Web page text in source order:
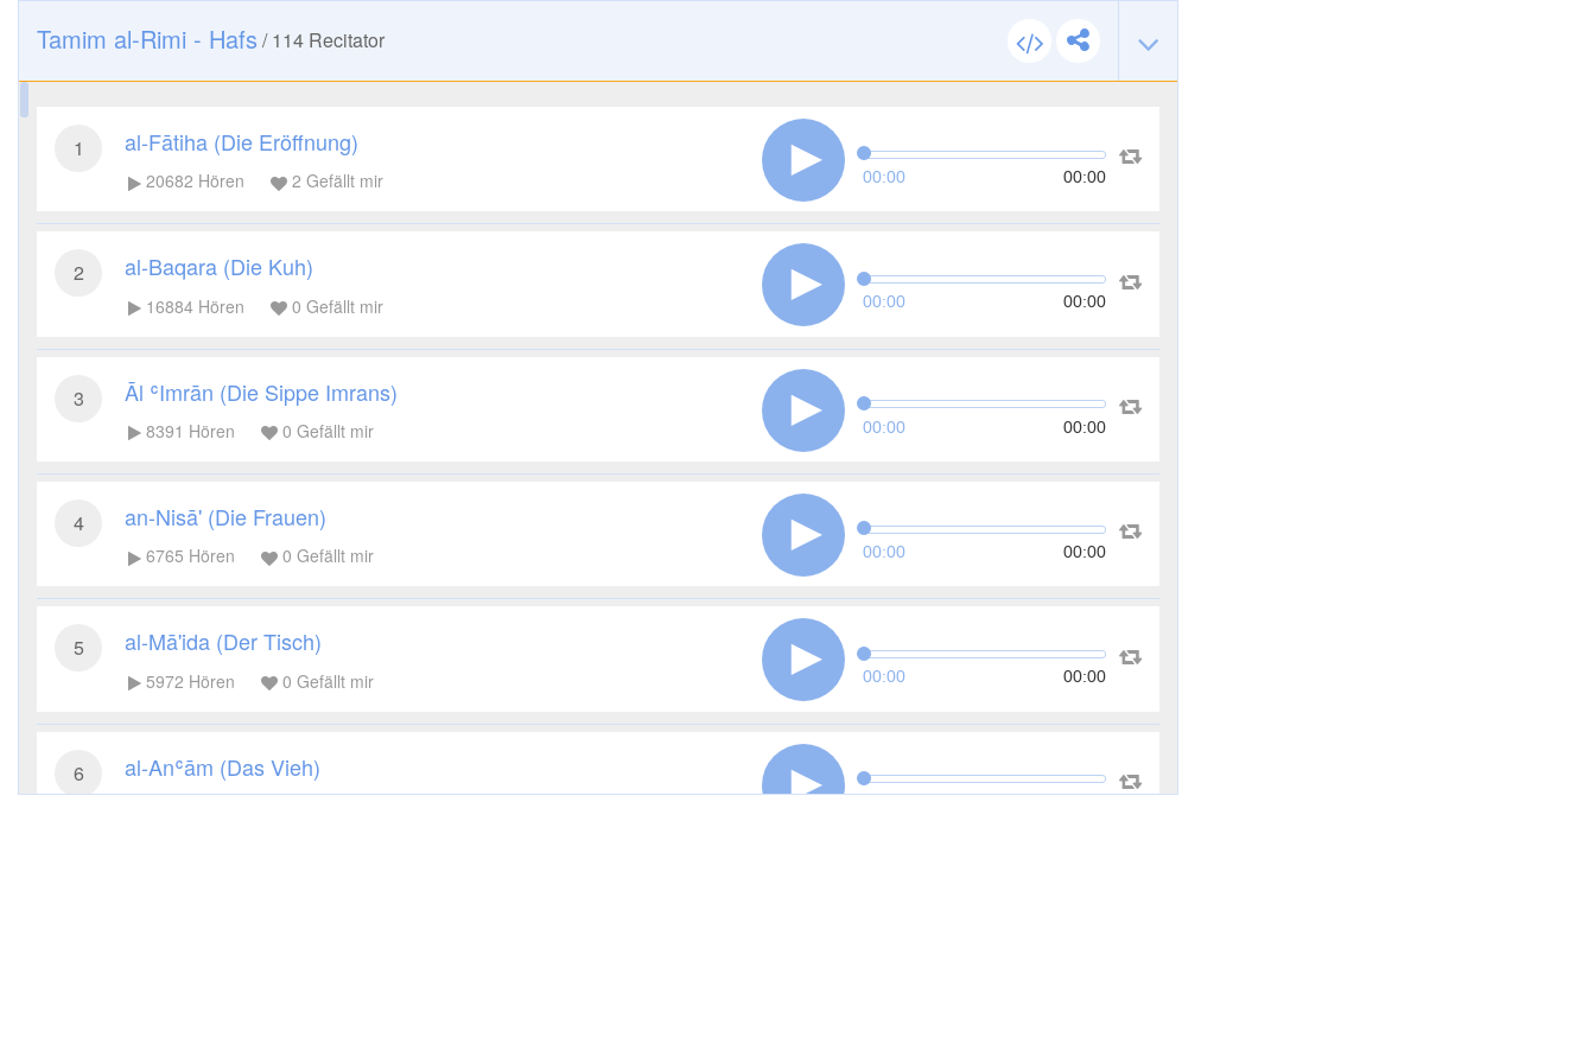
Tamim al-Rimi - Hafs /114 Recitator
1 al-Fātiha (Die Eröffnung)
20682 Hören 2 Gefällt mir 00:00 00:00
2 al-Baqara (Die Kuh)
16884 Hören 0 Gefällt mir 00:00 00:00
3 Āl ʿImrān (Die Sippe Imrans)
8391 Hören 0 Gefällt mir 00:00 00:00
4 an-Nisā' (Die Frauen)
6765 Hören 0 Gefällt mir 00:00 00:00
5 al-Mā'ida (Der Tisch)
5972 Hören 0 Gefällt mir 00:00 00:00
6 al-Anʿām (Das Vieh)
00:00 00:00